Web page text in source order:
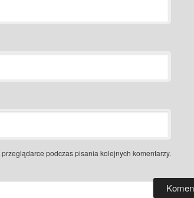
podczas pisania kolejnych komentarzy.